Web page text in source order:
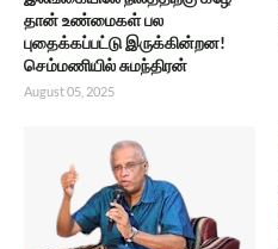
தான் உண்மைகள் பல
புதைக்கப்பட்டு இருக்கின்றன!
செம்மணியில் சுமந்திரன்
August 05, 2025